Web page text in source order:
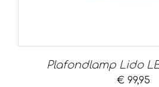
Plafondlamp Lido
€ 99,95